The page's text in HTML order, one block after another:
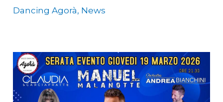
Dancing Agorà, News